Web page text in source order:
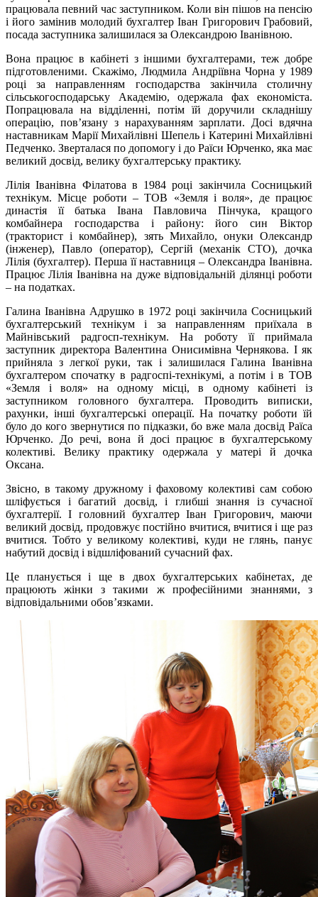
працювала певний час заступником. Коли він пішов на пенсію
і його замінив молодий бухгалтер Іван Григорович Грабовий,
посада заступника залишилася за Олександрою Іванівною.
Вона працює в кабінеті з іншими бухгалтерами, теж добре
підготовленими. Скажімо, Людмила Андріївна Чорна у 1989
році за направленням господарства закінчила столичну
сільськогосподарську Академію, одержала фах економіста.
Попрацювала на відділенні, потім їй доручили складнішу
операцію, пов’язану з нарахуванням зарплати. Досі вдячна
наставникам Марії Михайлівні Шепель і Катерині Михайлівні
Педченко. Зверталася по допомогу і до Раїси Юрченко, яка має
великий досвід, велику бухгалтерську практику.
Лілія Іванівна Філатова в 1984 році закінчила Сосницький
технікум. Місце роботи – ТОВ «Земля і воля», де працює
династія її батька Івана Павловича Пінчука, кращого
комбайнера господарства і району: його син Віктор
(тракторист і комбайнер), зять Михайло, онуки Олександр
(інженер), Павло (оператор), Сергій (механік СТО), дочка
Лілія (бухгалтер). Перша її наставниця – Олександра Іванівна.
Працює Лілія Іванівна на дуже відповідальній ділянці роботи
– на податках.
Галина Іванівна Адрушко в 1972 році закінчила Сосницький
бухгалтерський технікум і за направленням приїхала в
Майнівський радгосп-технікум. На роботу її приймала
заступник директора Валентина Онисимівна Чернякова. І як
прийняла з легкої руки, так і залишилася Галина Іванівна
бухгалтером спочатку в радгоспі-технікумі, а потім і в ТОВ
«Земля і воля» на одному місці, в одному кабінеті із
заступником головного бухгалтера. Проводить виписки,
рахунки, інші бухгалтерські операції. На початку роботи їй
було до кого звернутися по підказки, бо вже мала досвід Раїса
Юрченко. До речі, вона й досі працює в бухгалтерському
колективі. Велику практику одержала у матері й дочка
Оксана.
Звісно, в такому дружному і фаховому колективі сам собою
шліфується і багатий досвід, і глибші знання із сучасної
бухгалтерії. І головний бухгалтер Іван Григорович, маючи
великий досвід, продовжує постійно вчитися, вчитися і ще раз
вчитися. Тобто у великому колективі, куди не глянь, панує
набутий досвід і відшліфований сучасний фах.
Це планується і ще в двох бухгалтерських кабінетах, де
працюють жінки з такими ж професійними знаннями, з
відповідальними обов’язками.